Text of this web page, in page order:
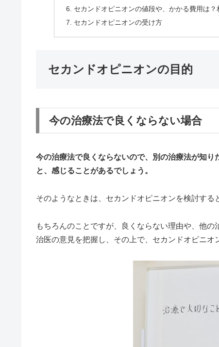
セカンドオピニオンの値段や、かかる費用は？
セカンドオピニオンの受け方
セカンドオピニオンの目的
今の治療法で良くならない場合
今の治療法で良くならないので、別の治療法が知
と、感じることがあるでしょう。
そのようなときは、セカンドオピニオンを検討する
もちろんのことですが、良くならない理由や、他
治医の意見を把握し、その上で、セカンドオピニオ